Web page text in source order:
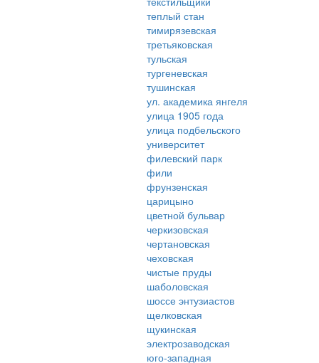
теплый стан
тимирязевская
третьяковская
тульская
тургеневская
тушинская
ул. академика янгеля
улица 1905 года
улица подбельского
университет
филевский парк
фили
фрунзенская
царицыно
цветной бульвар
черкизовская
чертановская
чеховская
чистые пруды
шаболовская
шоссе энтузиастов
щелковская
щукинская
электрозаводская
юго-западная